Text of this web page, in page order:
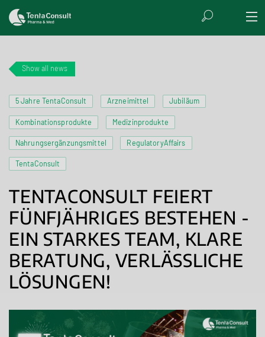
Show all news
5 Jahre TentaConsult Arzneimittel Jubiläum
Kombinationsprodukte Medizinprodukte
Nahrungsergänzungsmittel RegulatoryAffairs
TentaConsult
TENTACONSULT FEIERT
FÜNFJÄHRIGES BESTEHEN -
EIN STARKES TEAM, KLARE
BERATUNG, VERLÄSSLICHE
LÖSUNGEN!